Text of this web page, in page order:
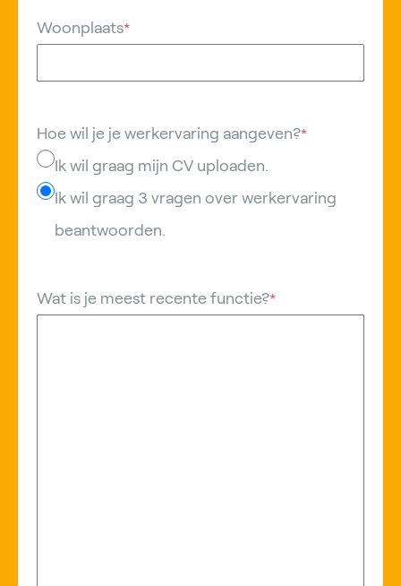
Woonplaats*
Hoe wil je je werkervaring aangeven?*
Ik wil graag mijn CV uploaden.
Ik wil graag 3 vragen over werkervaring
beantwoorden.
Wat is je meest recente functie?*